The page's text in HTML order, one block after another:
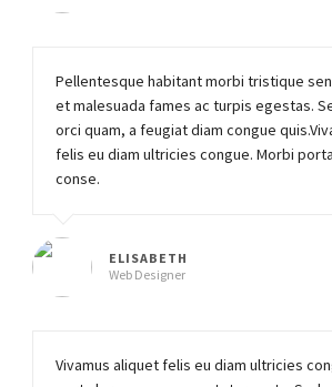
Pellentesque habitant morbi tristique
et malesuada fames ac turpis egestas.
orci quam, a feugiat diam congue
felis eu diam ultricies congue. Morbi
conse.
ELISABETH
Web Designer
Vivamus aliquet felis eu diam ultricies